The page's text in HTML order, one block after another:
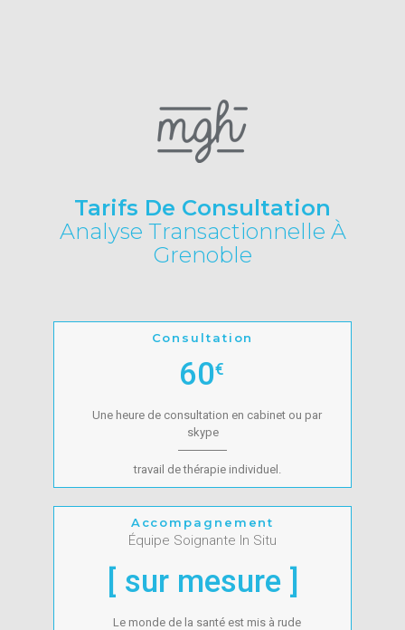
Tarifs De Consultation
Analyse Transactionnelle À
Grenoble
Consultation
60€
Une heure de consultation en cabinet ou par
skype
travail de thérapie individuel.
Accompagnement
Équipe Soignante In Situ​
[ sur mesure ]
Le monde de la santé est mis à rude